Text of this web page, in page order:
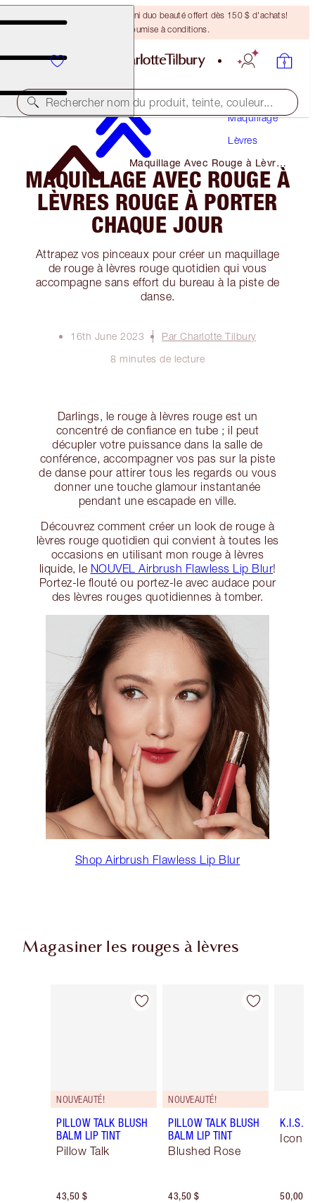
DERNIÈRE CHANCE ! Un mini duo beauté offert dès 150 $ d'achats!
Offre soumise à conditions.
Rechercher nom du produit, teinte, couleur...
Maquillage
Lèvres
Maquillage Avec Rouge à Lèvres
Rouge à Porter Chaque Jour
MAQUILLAGE AVEC ROUGE À
LÈVRES ROUGE À PORTER
CHAQUE JOUR
Attrapez vos pinceaux pour créer un maquillage
de rouge à lèvres rouge quotidien qui vous
accompagne sans effort du bureau à la piste de
danse.
16th June 2023
Par Charlotte Tilbury
8 minutes de lecture
Darlings, le rouge à lèvres rouge est un
concentré de confiance en tube ; il peut
décupler votre puissance dans la salle de
conférence, accompagner vos pas sur la piste
de danse pour attirer tous les regards ou vous
donner une touche glamour instantanée
pendant une escapade en ville.
Découvrez comment créer un look de rouge à
lèvres rouge quotidien qui convient à toutes les
occasions en utilisant mon rouge à lèvres
liquide, le NOUVEL Airbrush Flawless Lip Blur!
Portez-le flouté ou portez-le avec audace pour
des lèvres rouges quotidiennes à tomber.
Shop Airbrush Flawless Lip Blur
Magasiner les rouges à lèvres
Article 1 sur 55
NOUVEAUTÉ!
PILLOW TALK BLUSH
BALM LIP TINT
Pillow Talk
43,50 $
Article 2 sur 55
NOUVEAUTÉ!
PILLOW TALK BLUSH
BALM LIP TINT
Blushed Rose
43,50 $
Icon
50,00 $